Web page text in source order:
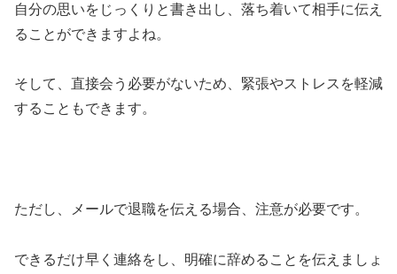
自分の思いをじっくりと書き出し、落ち着いて相手に伝え
ることができますよね。
そして、直接会う必要がないため、緊張やストレスを軽減
することもできます。
ただし、メールで退職を伝える場合、注意が必要です。
できるだけ早く連絡をし、明確に辞めることを伝えましょ